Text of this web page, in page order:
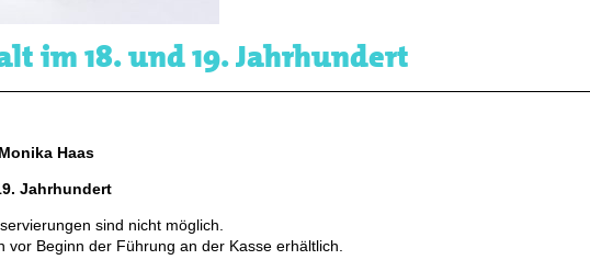
im 18. und 19. Jahrhundert
Haas
Jahrhundert
sind nicht möglich.
vor Beginn der Führung an der Kasse erhältlich.